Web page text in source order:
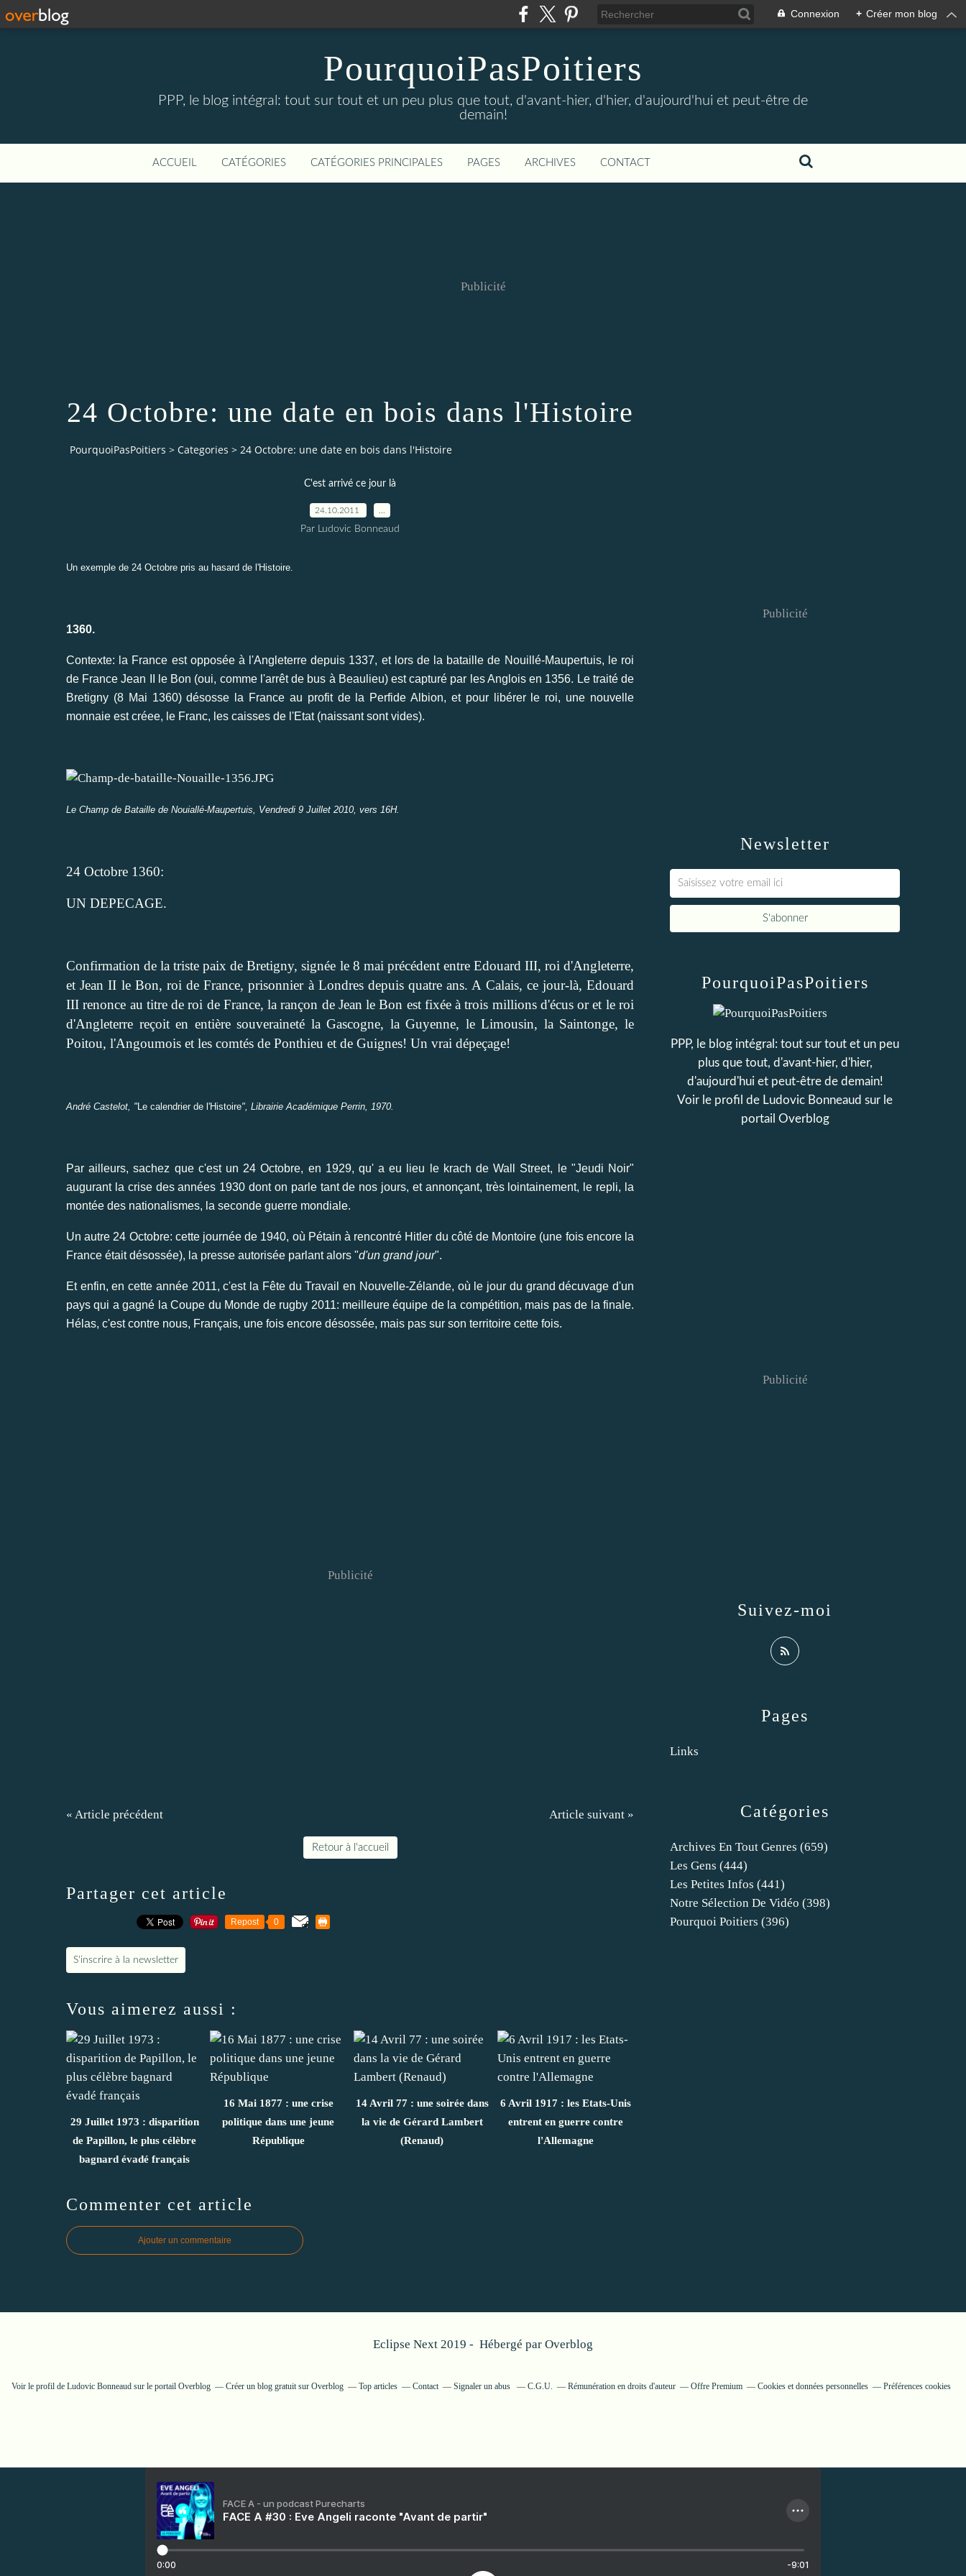
Connexion + Créer mon blog
PourquoiPasPoitiers
PPP, le blog intégral: tout sur tout et un peu plus que tout, d'avant-hier, d'hier, d'aujourd'hui et peut-être de
demain!
ACCUEIL CATÉGORIES CATÉGORIES PRINCIPALES PAGES ARCHIVES CONTACT
Publicité
24 Octobre: une date en bois dans l'Histoire
PourquoiPasPoitiers > Categories > 24 Octobre: une date en bois dans l'Histoire
C'est arrivé ce jour là
24.10.2011
Par Ludovic Bonneaud
Un exemple de 24 Octobre pris au hasard de l'Histoire.
1360.
Contexte: la France est opposée à l'Angleterre depuis 1337, et lors de la bataille de Nouillé-Maupertuis, le roi
de France Jean II le Bon (oui, comme l'arrêt de bus à Beaulieu) est capturé par les Anglois en 1356. Le traité de
Bretigny (8 Mai 1360) désosse la France au profit de la Perfide Albion, et pour libérer le roi, une nouvelle
monnaie est créee, le Franc, les caisses de l'Etat (naissant sont vides).
Le Champ de Bataille de Nouiallé-Maupertuis, Vendredi 9 Juillet 2010, vers 16H.
24 Octobre 1360:
UN DEPECAGE.
Confirmation de la triste paix de Bretigny, signée le 8 mai précédent entre Edouard III, roi d'Angleterre,
et Jean II le Bon, roi de France, prisonnier à Londres depuis quatre ans. A Calais, ce jour-là, Edouard
III renonce au titre de roi de France, la rançon de Jean le Bon est fixée à trois millions d'écus or et le roi
d'Angleterre reçoit en entière souveraineté la Gascogne, la Guyenne, le Limousin, la Saintonge, le
Poitou, l'Angoumois et les comtés de Ponthieu et de Guignes! Un vrai dépeçage!
André Castelot, " Le calendrier de l'Histoire", Librairie Académique Perrin, 1970.
Par ailleurs, sachez que c'est un 24 Octobre, en 1929, qu' a eu lieu le krach de Wall Street, le "Jeudi Noir"
augurant la crise des années 1930 dont on parle tant de nos jours, et annonçant, très lointainement, le repli, la
montée des nationalismes, la seconde guerre mondiale.
Un autre 24 Octobre: cette journée de 1940, où Pétain à rencontré Hitler du côté de Montoire (une fois encore la
France était désossée), la presse autorisée parlant alors "d'un grand jour".
Et enfin, en cette année 2011, c'est la Fête du Travail en Nouvelle-Zélande, où le jour du grand décuvage d'un
pays qui a gagné la Coupe du Monde de rugby 2011: meilleure équipe de la compétition, mais pas de la finale.
Hélas, c'est contre nous, Français, une fois encore désossée, mais pas sur son territoire cette fois.
Publicité
« Article précédent Article suivant »
Retour à l'accueil
Partager cet article
Repost 0
S'inscrire à la newsletter
Vous aimerez aussi :
29 Juillet 1973 : disparition
de Papillon, le plus célèbre
bagnard évadé français
16 Mai 1877 : une crise
politique dans une jeune
République
14 Avril 77 : une soirée dans
la vie de Gérard Lambert
(Renaud)
6 Avril 1917 : les Etats-Unis
entrent en guerre contre
l'Allemagne
Commenter cet article
Ajouter un commentaire
Newsletter
Publicité
Catégories
Archives En Tout Genres (659)
Les Gens (444)
Les Petites Infos (441)
Notre Sélection De Vidéo (398)
Pourquoi Poitiers (396)
Pages
Links
PourquoiPasPoitiers
PPP, le blog intégral: tout sur tout et un peu
plus que tout, d'avant-hier, d'hier,
d'aujourd'hui et peut-être de demain!
Voir le profil de Ludovic Bonneaud sur le
portail Overblog
Suivez-moi
Publicité
Eclipse Next 2019 - Hébergé par Overblog
Voir le profil de Ludovic Bonneaudsur le portail Overblog Créer un blog gratuit sur Overblog Top articles Contact Signaler un abus C.G.U. Rémunération en droits d'auteur Offre Premium Cookies et données personnelles Préférences cookies
FACE A - un podcast Purecharts
FACE A #30 : Eve Angeli raconte "Avant de partir"
0:00 -9:01